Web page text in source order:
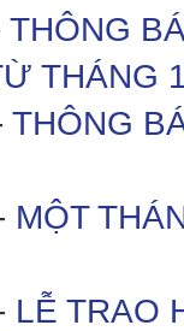
THÔNG
THÁNG
THÔNG
MỘT
LỄ TRAO